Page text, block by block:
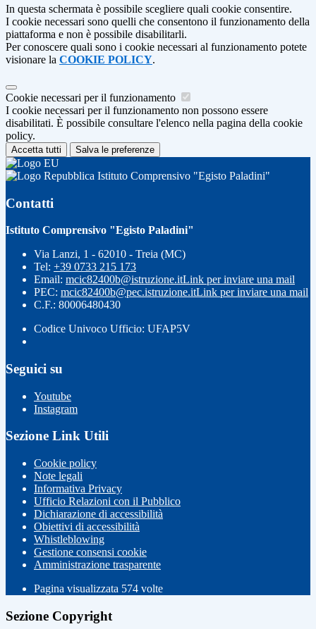
In questa schermata è possibile scegliere quali cookie consentire.
I cookie necessari sono quelli che consentono il funzionamento della
piattaforma e non è possibile disabilitarli.
Per conoscere quali sono i cookie necessari al funzionamento potete
visionare la COOKIE POLICY.
Cookie necessari per il funzionamento
I cookie necessari per il funzionamento non possono essere
disabilitati. È possibile consultare l'elenco nella pagina della cookie
policy.
Accetta tutti Salva le preferenze
Istituto Comprensivo "Egisto Paladini"
Contatti
Istituto Comprensivo "Egisto Paladini"
Via Lanzi, 1 - 62010 - Treia (MC)
Tel: +39 0733 215 173
Email: mcic82400b@istruzione.itLink per inviare una mail
PEC: mcic82400b@pec.istruzione.itLink per inviare una mail
C.F.: 80006480430
Codice Univoco Ufficio: UFAP5V
Seguici su
Youtube
Instagram
Sezione Link Utili
Cookie policy
Note legali
Informativa Privacy
Ufficio Relazioni con il Pubblico
Dichiarazione di accessibilità
Obiettivi di accessibilità
Whistleblowing
Gestione consensi cookie
Amministrazione trasparente
Pagina visualizzata 574 volte
Sezione Copyright